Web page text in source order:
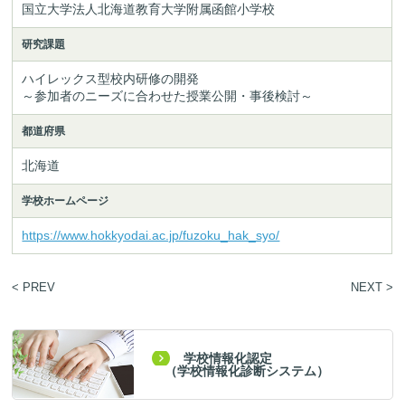
国立大学法人北海道教育大学附属函館小学校
研究課題
ハイレックス型校内研修の開発
～参加者のニーズに合わせた授業公開・事後検討～
都道府県
北海道
学校ホームページ
https://www.hokkyodai.ac.jp/fuzoku_hak_syo/
< PREV NEXT >
学校情報化認定
（学校情報化診断システム）